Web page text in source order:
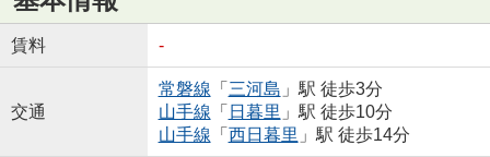
賃料 -
交通
常磐線 「 三河島 」駅 徒歩3分
山手線 「 日暮里 」駅 徒歩10分
山手線 「 西日暮里 」駅 徒歩14分